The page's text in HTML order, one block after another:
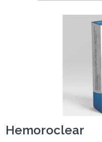
Hemoroclear